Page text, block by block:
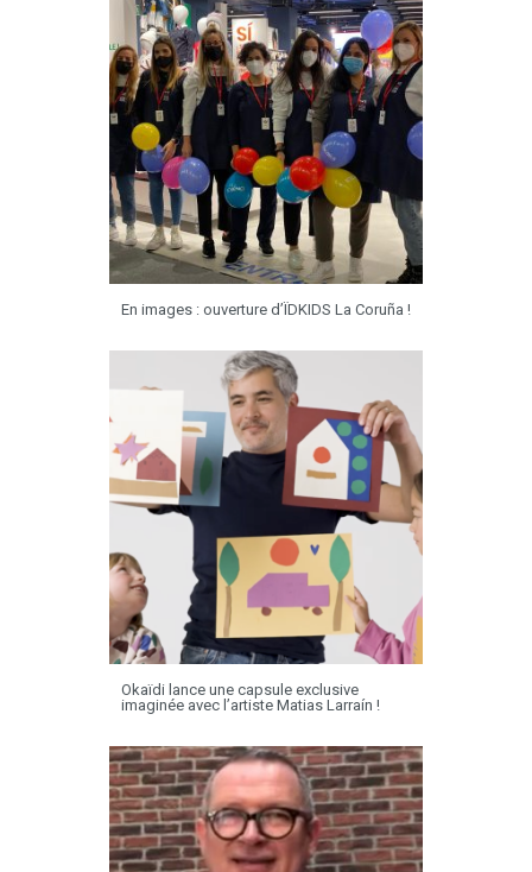
En images : ouverture d’ÏDKIDS La Coruña !
Okaïdi lance une capsule exclusive
imaginée avec l’artiste Matias Larraín !